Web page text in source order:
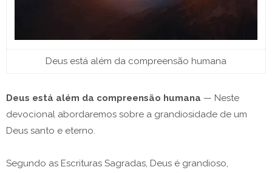
Deus está além da compreensão humana
Deus está além da compreensão humana — Neste
devocional abordaremos sobre a grandiosidade de um
Deus santo e eterno.
Segundo as Escrituras Sagradas, Deus é grandioso,